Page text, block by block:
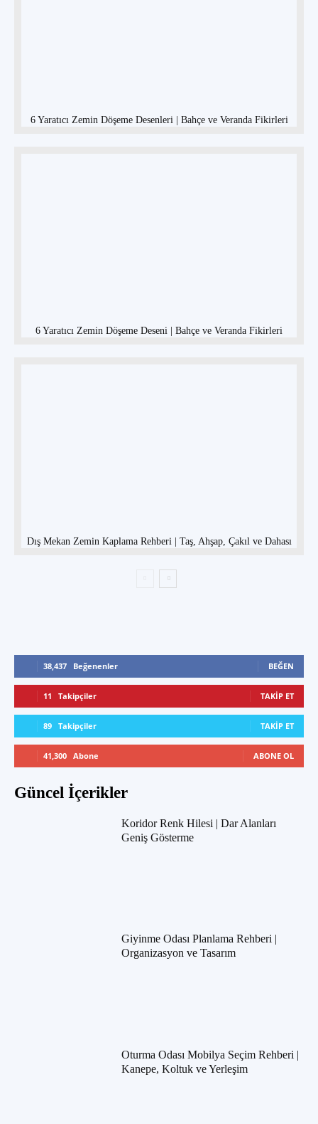
6 Yaratıcı Zemin Döşeme Desenleri | Bahçe ve Veranda Fikirleri
6 Yaratıcı Zemin Döşeme Deseni | Bahçe ve Veranda Fikirleri
Dış Mekan Zemin Kaplama Rehberi | Taş, Ahşap, Çakıl ve Dahası
38,437 Beğenenler BEĞEN
11 Takipçiler TAKIP ET
89 Takipçiler TAKIP ET
41,300 Abone ABONE OL
Güncel İçerikler
Koridor Renk Hilesi | Dar Alanları
Geniş Gösterme
Giyinme Odası Planlama Rehberi |
Organizasyon ve Tasarım
Oturma Odası Mobilya Seçim Rehberi |
Kanepe, Koltuk ve Yerleşim